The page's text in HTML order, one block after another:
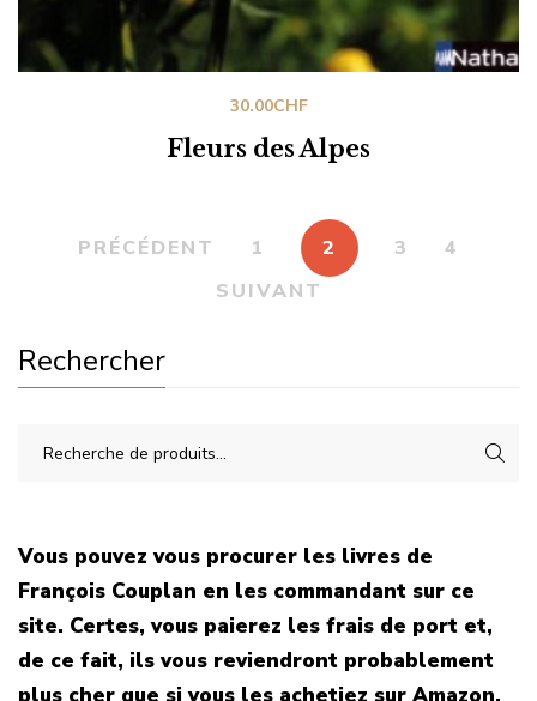
Fleurs des Alpes
30.00CHF
PRÉCÉDENT 1 2 3
4
SUIVANT
Rechercher
Vous pouvez vous procurer les livres de
François Couplan en les commandant sur ce
site. Certes, vous paierez les frais de port et,
de ce fait, ils vous reviendront probablement